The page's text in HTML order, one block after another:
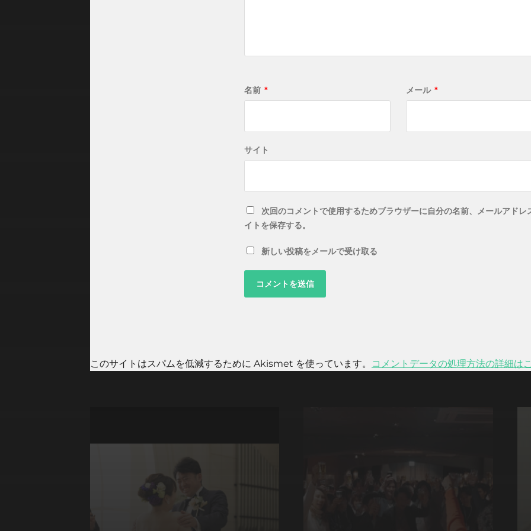
名前 * メール *
サイト
次回のコメントで使用するためブラウザーに自分の名前、メールアドレ
イトを保存する。
新しい投稿をメールで受け取る
このサイトはスパムを低減するために Akismet を使っています。 コメントデータの処理方法の詳細は